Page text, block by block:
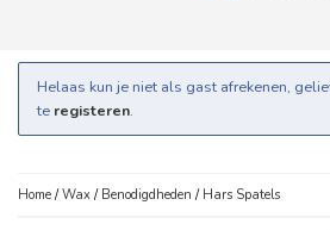
Helaas kun je niet als gast afrekenen,
te registeren.
Home /Wax / Benodigdheden / Hars Spatels